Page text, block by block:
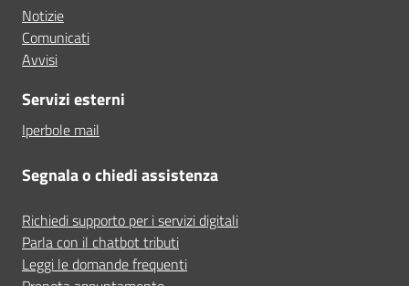
Notizie
Comunicati
Avvisi
Servizi esterni
Iperbole mail
Segnala o chiedi assistenza
Richiedi supporto per i servizi digitali
Parla con il chatbot tributi
Leggi le domande frequenti